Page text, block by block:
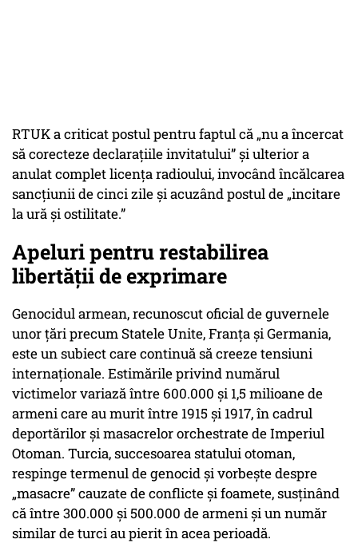
RTUK a criticat postul pentru faptul că „nu a încercat
să corecteze declarațiile invitatului” și ulterior a
anulat complet licența radioului, invocând încălcarea
sancțiunii de cinci zile și acuzând postul de „incitare
la ură și ostilitate.”
Apeluri pentru restabilirea
libertății de exprimare
Genocidul armean, recunoscut oficial de guvernele
unor țări precum Statele Unite, Franța și Germania,
este un subiect care continuă să creeze tensiuni
internaționale. Estimările privind numărul
victimelor variază între 600.000 și 1,5 milioane de
armeni care au murit între 1915 și 1917, în cadrul
deportărilor și masacrelor orchestrate de Imperiul
Otoman. Turcia, succesoarea statului otoman,
respinge termenul de genocid și vorbește despre
„masacre” cauzate de conflicte și foamete, susținând
că între 300.000 și 500.000 de armeni și un număr
similar de turci au pierit în acea perioadă.